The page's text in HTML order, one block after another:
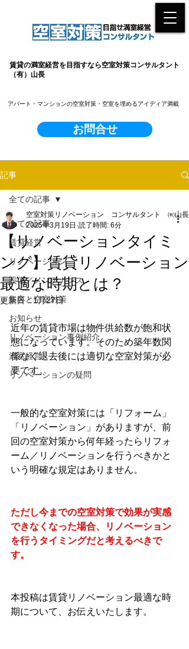
賃貸の満室経営を目指すなら空室対策コンサルタント
（有）山長
お問合せ
​アパート・マンションの空室対策・空室を埋めるアイディア満載
記事
全ての記事
賃貸経営
リノベーション
設備／メンテナンス
集客と空室対策
お知らせ
リノベーション事例紹介
満室経営
リノベーションの疑問
全ての記事
【リノベーションタイミ
ング】賃貸リノベーション
最適な時期とは？
空室対策リノベーション コンサルタント ㈲山長
2025年3月19日 読了時間: 6分
更新日：1月27日
近年の賃貸市場は物件供給数が飽和状
態になっています。そのため築年数関
係なく退去後には適切な空室対策が必
要です。
一般的な空室対策には「リフォーム」
「リノベーション」がありますが、前
回の空室対策から何年経ったらリフォ
ーム／リノベーションを行うべきかと
いう明確な規定はありません。
ただし今までの空室対策で効果が実感
できなくなった場合、リノベーション
を行うタイミングだと考えるべきで
す。
本投稿は賃貸リノベーション最適な時
期について、お伝えいたします。